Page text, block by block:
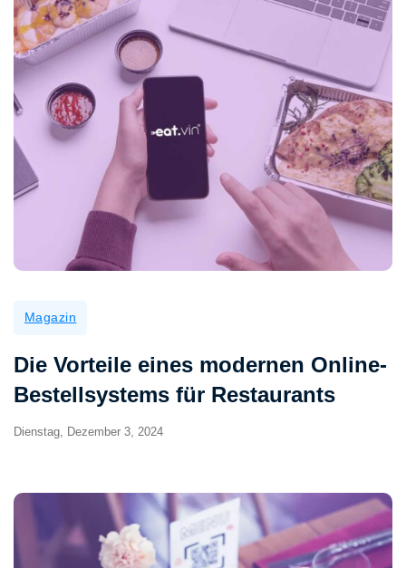
Magazin
Die Vorteile eines modernen Online-
Bestellsystems für Restaurants
Dienstag, Dezember 3, 2024